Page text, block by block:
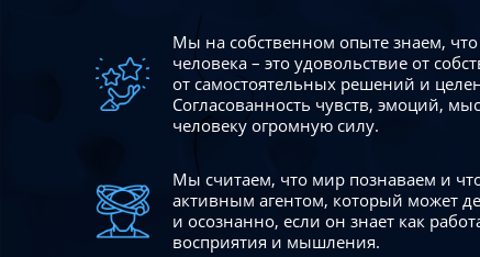
Мы на собственном опыте знаем,
человека – это удовольствие от
от самостоятельных решений и
Согласованность чувств, эмоций,
человеку огромную силу.
Мы считаем, что мир познаваем и
активным агентом, который может
и осознанно, если он знает как
восприятия и мышления.